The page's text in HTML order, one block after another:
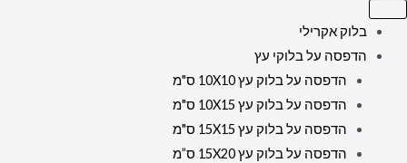
בלוק אקרילי
הדפסה על בלוקי עץ
הדפסה על בלוק עץ 10X10 ס"מ
הדפסה על בלוק עץ 10X15 ס"מ
הדפסה על בלוק עץ 15X15 ס"מ
הדפסה על בלוק עץ 15X20 ס”מ